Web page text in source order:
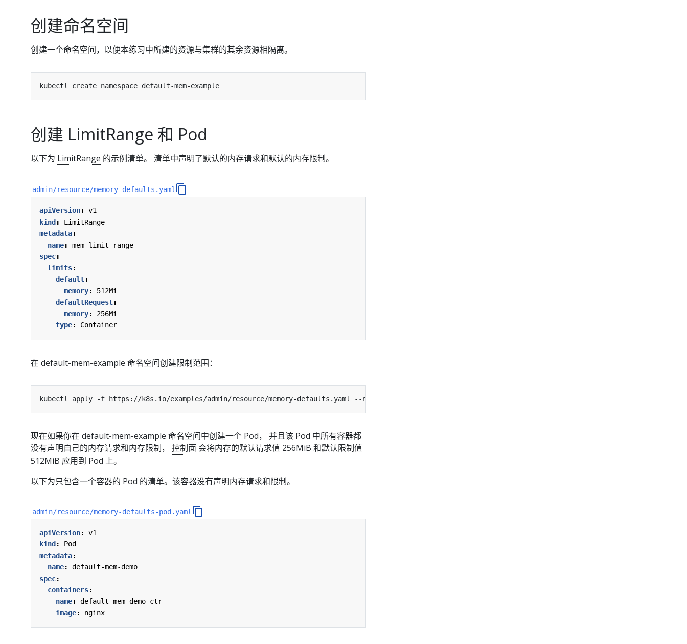
创建命名空间
创建一个命名空间，以便本练习中所建的资源与集群的其余资源相隔离。
创建 LimitRange 和 Pod
以下为 LimitRange 的示例清单。 清单中声明了默认的内存请求和默认的内存限制。
admin/resource/memory-defaults.yaml
apiVersion:
v1
kind :
LimitRange
metadata:
name:
mem-limit-range
spec:
limits:
- default:
memory:
512Mi
defaultRequest:
memory:
256Mi
type: Container
在 default-mem-example 命名空间创建限制范围：
kubectl apply -f https://k8s.io/examples/admin/resource/memory-defaults.yaml --namespace
现在如果你在 default-mem-example 命名空间中创建一个 Pod， 并且该 Pod 中所有容器都
没有声明自己的内存请求和内存限制， 控制面 会将内存的默认请求值 256MiB 和默认限制值
512MiB 应用到 Pod 上。
以下为只包含一个容器的 Pod 的清单。该容器没有声明内存请求和限制。
admin/resource/memory-defaults-pod.yaml
apiVersion:
v1
kind :
Pod
metadata:
name:
default-mem-demo
spec:
containers:
- name:
default-mem-demo-ctr
image: nginx